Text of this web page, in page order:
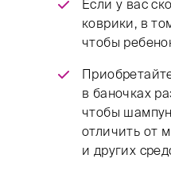
Если у вас
коврики, в
чтобы
в баночках
чтобы
отличить от
и других